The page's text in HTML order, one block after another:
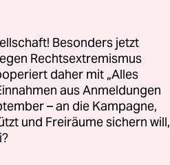
Besonders jetzt
Rechtsextremismus
daher mit „Alles
aus Anmeldungen
– an die Kampagne,
und Freiräume sichern will,